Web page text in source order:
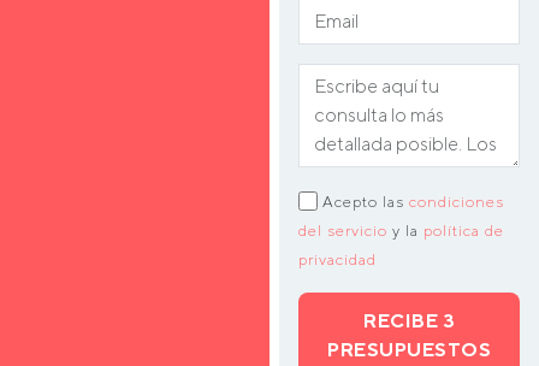
Acepto las condiciones
del servicio y la política de
privacidad
RECIBE 3
PRESUPUESTOS